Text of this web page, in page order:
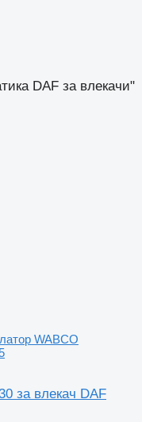
DAF за влекачи"
WABCO
за влекач DAF